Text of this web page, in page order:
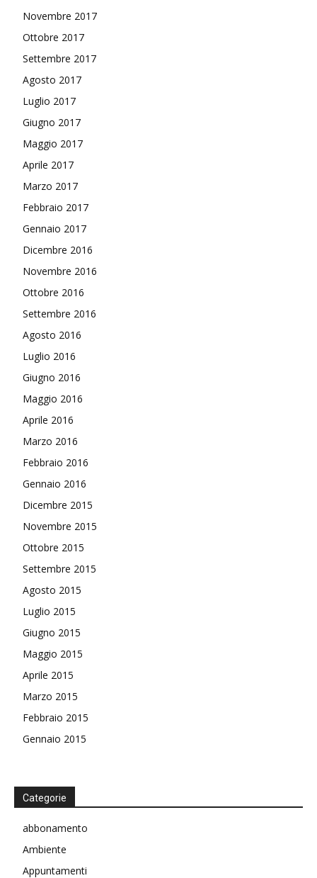
Novembre 2017
Ottobre 2017
Settembre 2017
Agosto 2017
Luglio 2017
Giugno 2017
Maggio 2017
Aprile 2017
Marzo 2017
Febbraio 2017
Gennaio 2017
Dicembre 2016
Novembre 2016
Ottobre 2016
Settembre 2016
Agosto 2016
Luglio 2016
Giugno 2016
Maggio 2016
Aprile 2016
Marzo 2016
Febbraio 2016
Gennaio 2016
Dicembre 2015
Novembre 2015
Ottobre 2015
Settembre 2015
Agosto 2015
Luglio 2015
Giugno 2015
Maggio 2015
Aprile 2015
Marzo 2015
Febbraio 2015
Gennaio 2015
Categorie
abbonamento
Ambiente
Appuntamenti